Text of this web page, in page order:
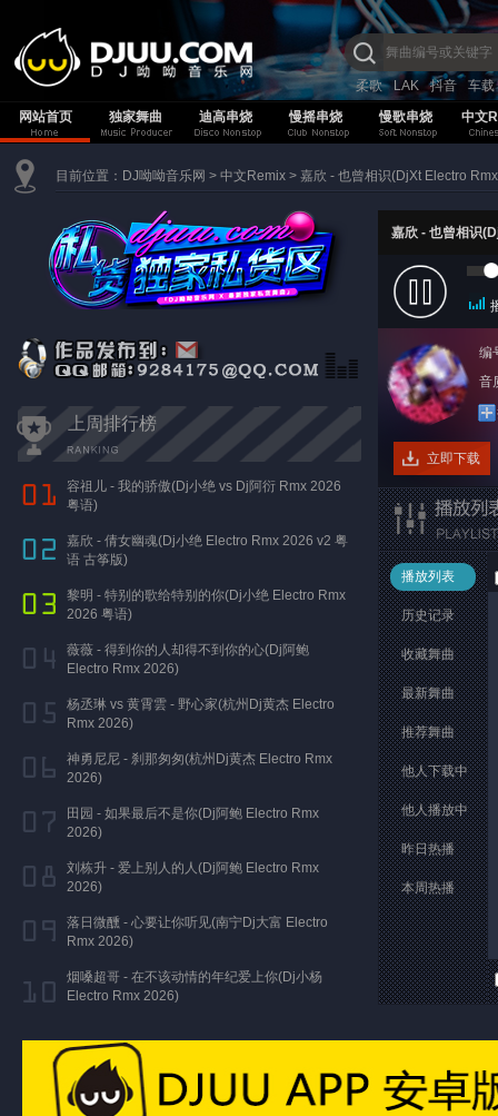
柔歌 LAK 抖音
车载
网站首页
独家舞曲 迪高串烧 慢摇串烧 慢歌串烧 中文
目前位置： DJ呦呦音乐网 > 中文Remix > 嘉欣 - 也曾相识(DjXt Electro
上周排行榜
容祖儿 - 我的骄傲(Dj小绝 vs Dj阿衍 Rmx 2026
粤语)
嘉欣 - 倩女幽魂(Dj小绝 Electro Rmx 2026 v2 粤
语 古筝版)
黎明 - 特别的歌给特别的你(Dj小绝 Electro Rmx
2026 粤语)
薇薇 - 得到你的人却得不到你的心(Dj阿鲍
Electro Rmx 2026)
杨丞琳 vs 黄霄雲 - 野心家(杭州Dj黄杰 Electro
Rmx 2026)
神勇尼尼 - 刹那匆匆(杭州Dj黄杰 Electro Rmx
2026)
田园 - 如果最后不是你(Dj阿鲍 Electro Rmx
2026)
刘栋升 - 爱上别人的人(Dj阿鲍 Electro Rmx
2026)
落日微醺 - 心要让你听见(南宁Dj大富 Electro
Rmx 2026)
烟嗓超哥 - 在不该动情的年纪爱上你(Dj小杨
Electro Rmx 2026)
嘉欣 - 也曾相识
编
音
立即下载
播放列表
历史记录
收藏舞曲
最新舞曲
推荐舞曲
他人下载中
他人播放中
昨日热播
本周热播